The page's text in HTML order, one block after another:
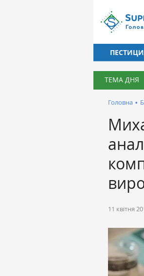
ТЕМА ДНЯ
Головна •
11 квітня